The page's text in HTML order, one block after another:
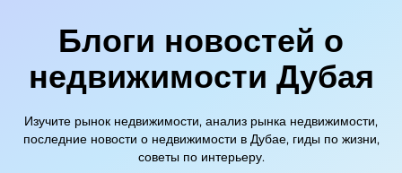
Блоги новостей о
недвижимости Дубая
Изучите рынок недвижимости, анализ рынка недвижимости,
последние новости о недвижимости в Дубае, гиды по жизни,
советы по интерьеру.